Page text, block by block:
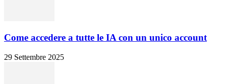
Come accedere a tutte le IA con un unico account
29 Settembre 2025